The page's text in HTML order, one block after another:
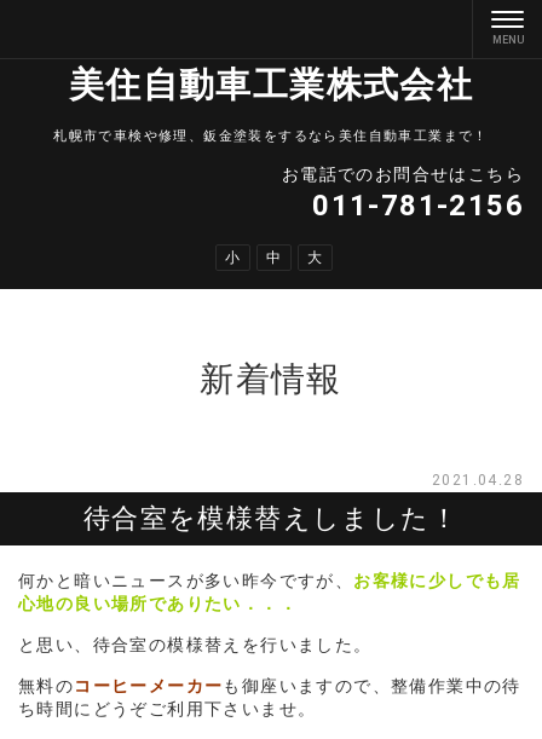
美住自動車工業株式会社
札幌市で車検や修理、鈑金塗装をするなら美住自動車工業まで！
お電話でのお問合せはこちら
011-781-2156
小 中 大
新着情報
2021.04.28
待合室を模様替えしました！
何かと暗いニュースが多い昨今ですが、 お客様に少しでも居
心地の良い場所でありたい．．．
と思い、待合室の模様替えを行いました。
無料のコーヒーメーカーも御座いますので、整備作業中の待
ち時間にどうぞご利用下さいませ。